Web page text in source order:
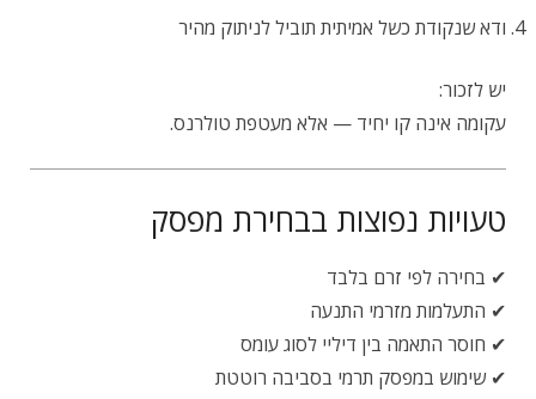
ודא שנקודת כשל אמיתית תוביל לניתוק מהיר
יש לזכור:
עקומה אינה קו יחיד — אלא מעטפת טולרנס.
טעויות נפוצות בבחירת מפסק
✔ בחירה לפי זרם בלבד
✔ התעלמות מזרמי התנעה
✔ חוסר התאמה בין דיליי לסוג עומס
✔ שימוש במפסק תרמי בסביבה רוטטת